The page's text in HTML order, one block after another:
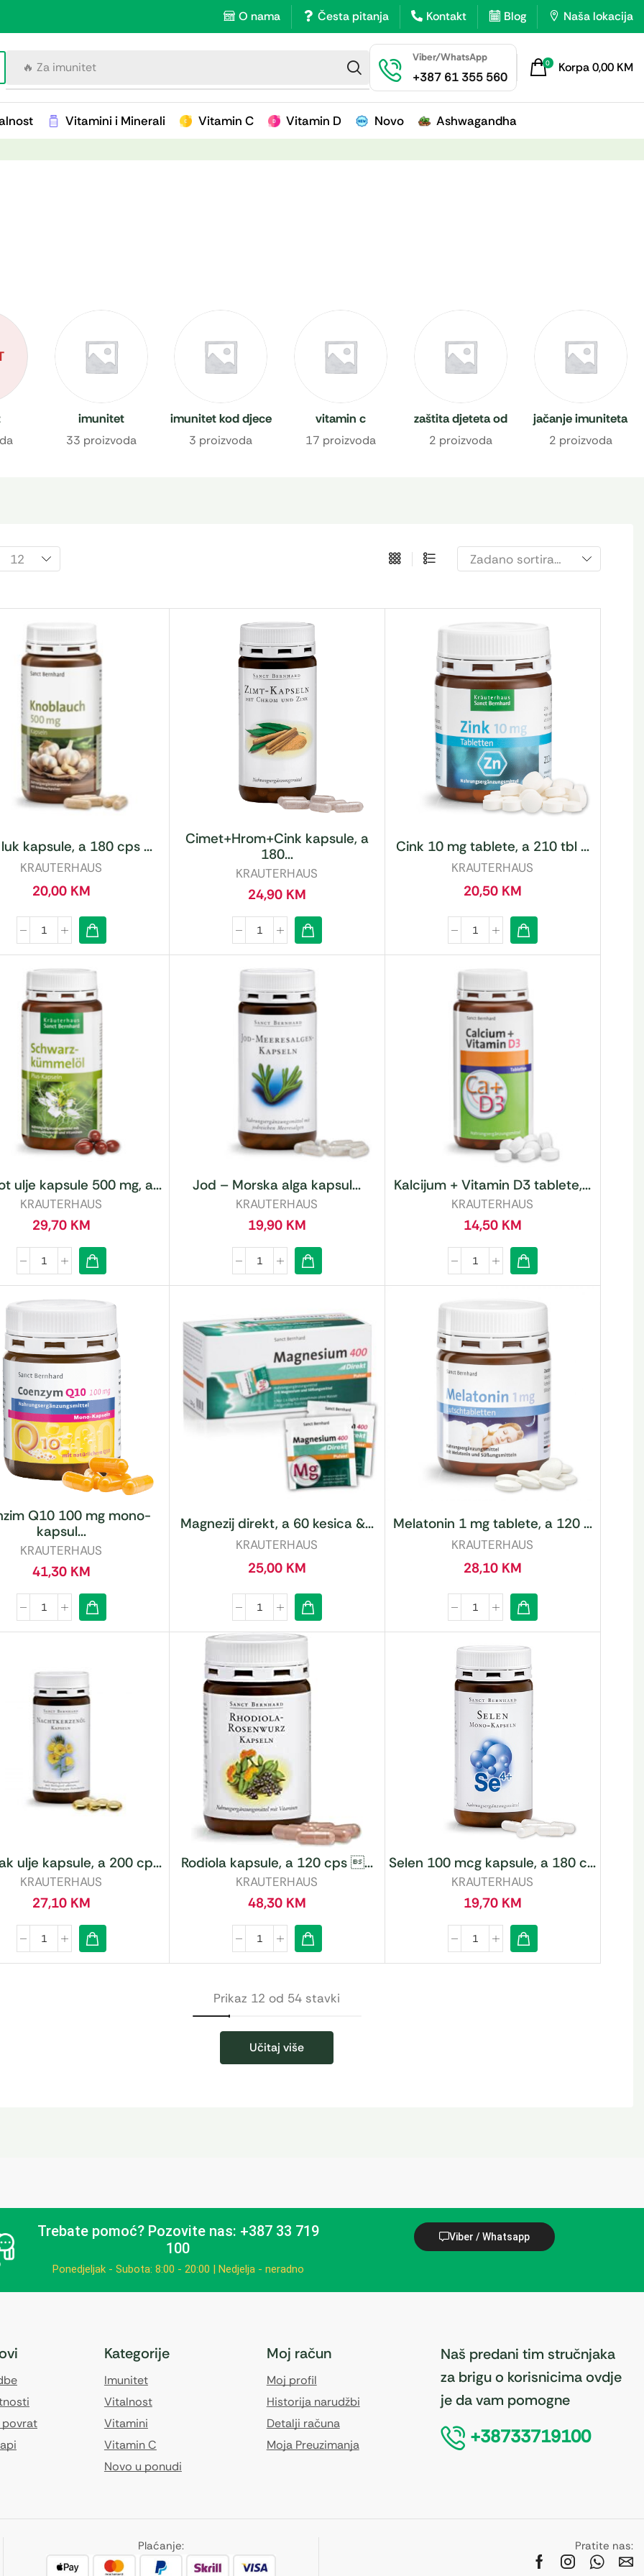
O nama Česta pitanja Kontakt Blog Naša lokacija
🔥 Za imunitet
Viber/WhatsApp
+387 61 355 560
0 Korpa0,00 KM
Vitamini i Minerali Vitamin C Vitamin D Novo Ashwagandha
imunitet
33 proizvoda
imunitet kod djece
3 proizvoda
vitamin c
17 proizvoda
zaštita djeteta od
prehlade
2 proizvoda
jačanje imuniteta
2 proizvoda
kapsule, a 180 cps ...
KRAUTERHAUS
20,00 KM
Cimet+Hrom+Cink kapsule, a
180...
KRAUTERHAUS
24,90 KM
Cink 10 mg tablete, a 210 tbl ...
KRAUTERHAUS
20,50 KM
ulje kapsule 500 mg, a...
KRAUTERHAUS
29,70 KM
Jod – Morska alga kapsul...
KRAUTERHAUS
19,90 KM
Kalcijum + Vitamin D3 tablete,...
KRAUTERHAUS
14,50 KM
Q10 100 mg mono-
kapsul...
KRAUTERHAUS
41,30 KM
Magnezij direkt, a 60 kesica &...
KRAUTERHAUS
25,00 KM
Melatonin 1 mg tablete, a 120 ...
KRAUTERHAUS
28,10 KM
ulje kapsule, a 200 cp...
KRAUTERHAUS
27,10 KM
Rodiola kapsule, a 120 cps ...
KRAUTERHAUS
48,30 KM
Selen 100 mcg kapsule, a 180 c...
KRAUTERHAUS
19,70 KM
Prikaz 12 od 54 stavki
Učitaj više
Trebate pomoć?Pozovite nas: +387 33 719
100
Ponedjeljak - Subota: 8:00 - 20:00 | Nedjelja - neradno
Viber / Whatsapp
povrat
Kategorije
Imunitet
Vitalnost
Vitamini
Vitamin C
Novo u ponudi
Moj račun
Moj profil
Historija narudžbi
Detalji računa
Moja Preuzimanja
Naš predani tim stručnjaka
za brigu o korisnicima ovdje
je da vam pomogne
+38733719100
Plaćanje: Pratite nas: